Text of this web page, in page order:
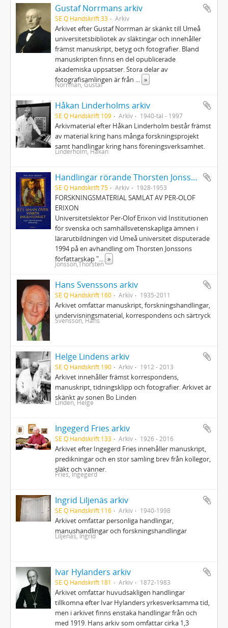
Gustaf Norrmans arkiv
SE Q Handskrift 33 Arkiv
Arkivet efter Gustaf Norrman är skänkt till Umeå
universitetsbibliotek av släktingar och innehåller
främst manuskript, betyg och fotografier. Bland
manuskripten finns en del opublicerade
akademiska uppsatser. Stora delar av
fotografisamlingen är från ... »
Norrman, Gustaf
Håkan Linderholms arkiv
SE Q Handskrift 109 Arkiv 1940-tal - 1997
Arkivmaterial efter Håkan Linderholm består främst
av material kring hans många forskningsprojekt
samt handlingar kring hans föreningsverksamhet.
Linderholm, Håkan
Handlingar rörande Thorsten Jonsson
SE Q Handskrift 75 Arkiv 1928-1953
FORSKNINGSMATERIAL SAMLAT AV PER-OLOF
ERIXON
Universitetslektor Per-Olof Erixon vid Institutionen
för svenska och samhällsvetenskapliga ämnen i
lärarutbildningen vid Umeå universitet disputerade
1994 på en avhandling om Thorsten Jonssons
författarskap "... »
Jonsson,Thorsten
Hans Svenssons arkiv
SE Q Handskrift 160 Arkiv 1935-2011
Arkivet omfattar manuskript, forskningshandlingar,
undervisningsmaterial, korrespondens och särtryck
Svensson, Hans
Helge Lindens arkiv
SE Q Handskrift 190 Arkiv 1912 - 2013
Arkivet innehåller främst korrespondens,
manuskript, tidningsklipp och fotografier. Arkivet är
skänkt av sonen Bo Linden
Linden, Helge
Ingegerd Fries arkiv
SE Q Handskrift 133 Arkiv 1926 - 2016
Arkivet efter Ingegerd Fries innehåller manuskript,
predikningar och en stor samling brev från kollegor,
släkt och vänner.
Fries, Ingegerd
Ingrid Liljenäs arkiv
SE Q Handskrift 116 Arkiv 1940-1998
Arkivet omfattar personliga handlingar,
manushandlingar och forskningshandlingar
Liljenäs, Ingrid
Ivar Hylanders arkiv
SE Q Handskrift 181 Arkiv 1872-1983
Arkivet omfattar huvudsakligen handlingar
tillkomna efter Ivar Hylanders yrkesverksamma tid,
men i arkivet finns enstaka handlingar från och
med 1919. Hans arkiv som omfattar cirka 1,3